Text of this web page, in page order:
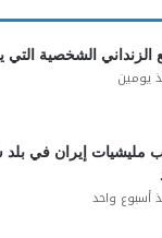
الزنداني الشخصية التي
يومين
مليشيات إيران في
أسبوع واحد